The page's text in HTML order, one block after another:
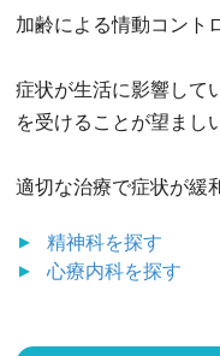
加齢による情動コント
症状が生活に影響して
を受けることが望まし
適切な治療で症状が緩
精神科を探す
心療内科を探す